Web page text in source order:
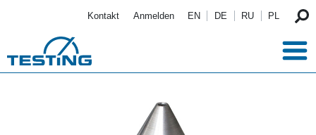
Kontakt Anmelden EN DE RU PL